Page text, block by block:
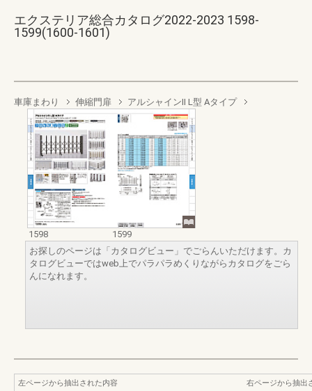
エクステリア総合カタログ2022-2023 1598-
1599(1600-1601)
車庫まわり 伸縮門扉 アルシャインII L型 Aタイプ
1598
1599
お探しのページは「カタログビュー」でごらんいただけます。カ
タログビューではweb上でパラパラめくりながらカタログをごら
んになれます。
左ページから抽出された内容
右ページから抽出